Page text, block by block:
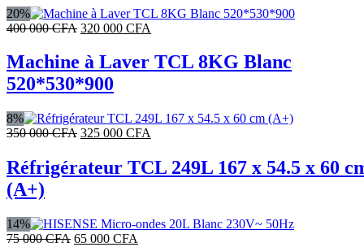
20%
400 000CFA Le
initial
était :
400
320 000 CFA
actuel
est :
Machine à Laver TCL 8KG Blanc
520*530*900
8%
350 000CFA Le
initial
était :
325 000 CFA
actuel
est :
Réfrigérateur TCL 249L 167 x 54.5 x 60
(A+)
14%
75 000CFA Le
65 000 CFA